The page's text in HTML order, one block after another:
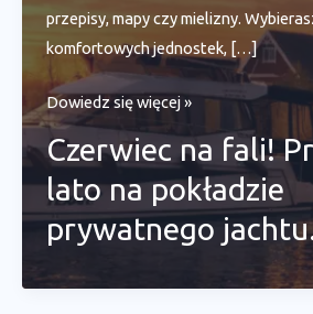
przepisy, mapy czy mielizny.
komfortowych jednostek, […]
Czerwiec
na
fali!
Przywitaj
lato
na
pokładzie
Dowiedz się więcej »
Czerwiec na fali!
lato na pokładzie
prywatnego